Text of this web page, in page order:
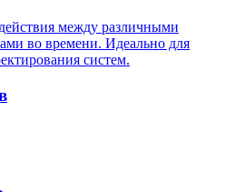
между различными
во времени. Идеально для
систем.